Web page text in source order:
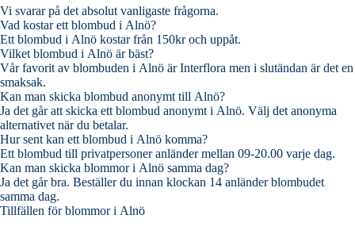
Vi svarar på det absolut vanligaste frågorna.
Vad kostar ett blombud i Alnö?
Ett blombud i Alnö kostar från 150kr och uppåt.
Vilket blombud i Alnö är bäst?
Vår favorit av blombuden i Alnö är Interflora men i slutändan är det en
smaksak.
Kan man skicka blombud anonymt till Alnö?
Ja det går att skicka ett blombud anonymt i Alnö. Välj det anonyma
alternativet när du betalar.
Hur sent kan ett blombud i Alnö komma?
Ett blombud till privatpersoner anländer mellan 09-20.00 varje dag.
Kan man skicka blommor i Alnö samma dag?
Ja det går bra. Beställer du innan klockan 14 anländer blombudet
samma dag.
Tillfällen för blommor i Alnö